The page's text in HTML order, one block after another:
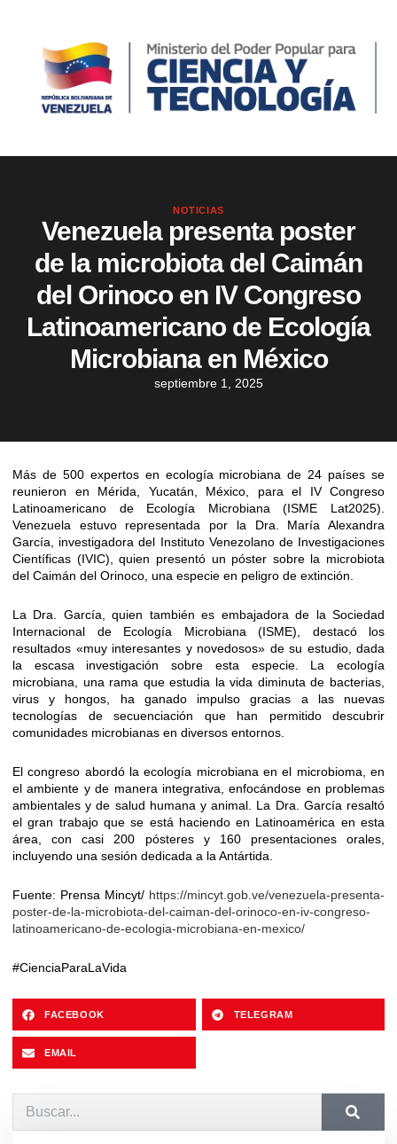
NOTICIAS
Venezuela presenta poster
de la microbiota del Caimán
del Orinoco en IV Congreso
Latinoamericano de Ecología
Microbiana en México
septiembre 1, 2025
Más de 500 expertos en ecología microbiana de 24 países se
reunieron en Mérida, Yucatán, México, para el IV Congreso
Latinoamericano de Ecología Microbiana (ISME Lat2025).
Venezuela estuvo representada por la Dra. María Alexandra
García, investigadora del Instituto Venezolano de Investigaciones
Científicas (IVIC), quien presentó un póster sobre la microbiota
del Caimán del Orinoco, una especie en peligro de extinción.
La Dra. García, quien también es embajadora de la Sociedad
Internacional de Ecología Microbiana (ISME), destacó los
resultados «muy interesantes y novedosos» de su estudio, dada
la escasa investigación sobre esta especie. La ecología
microbiana, una rama que estudia la vida diminuta de bacterias,
virus y hongos, ha ganado impulso gracias a las nuevas
tecnologías de secuenciación que han permitido descubrir
comunidades microbianas en diversos entornos.
El congreso abordó la ecología microbiana en el microbioma, en
el ambiente y de manera integrativa, enfocándose en problemas
ambientales y de salud humana y animal. La Dra. García resaltó
el gran trabajo que se está haciendo en Latinoamérica en esta
área, con casi 200 pósteres y 160 presentaciones orales,
incluyendo una sesión dedicada a la Antártida.
Fuente: Prensa Mincyt/ https://mincyt.gob.ve/venezuela-presenta-
poster-de-la-microbiota-del-caiman-del-orinoco-en-iv-congreso-
latinoamericano-de-ecologia-microbiana-en-mexico/
#CienciaParaLaVida
FACEBOOK TELEGRAM
EMAIL